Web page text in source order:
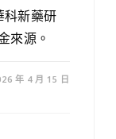
科新藥研
來源。
年 4 月 15 日